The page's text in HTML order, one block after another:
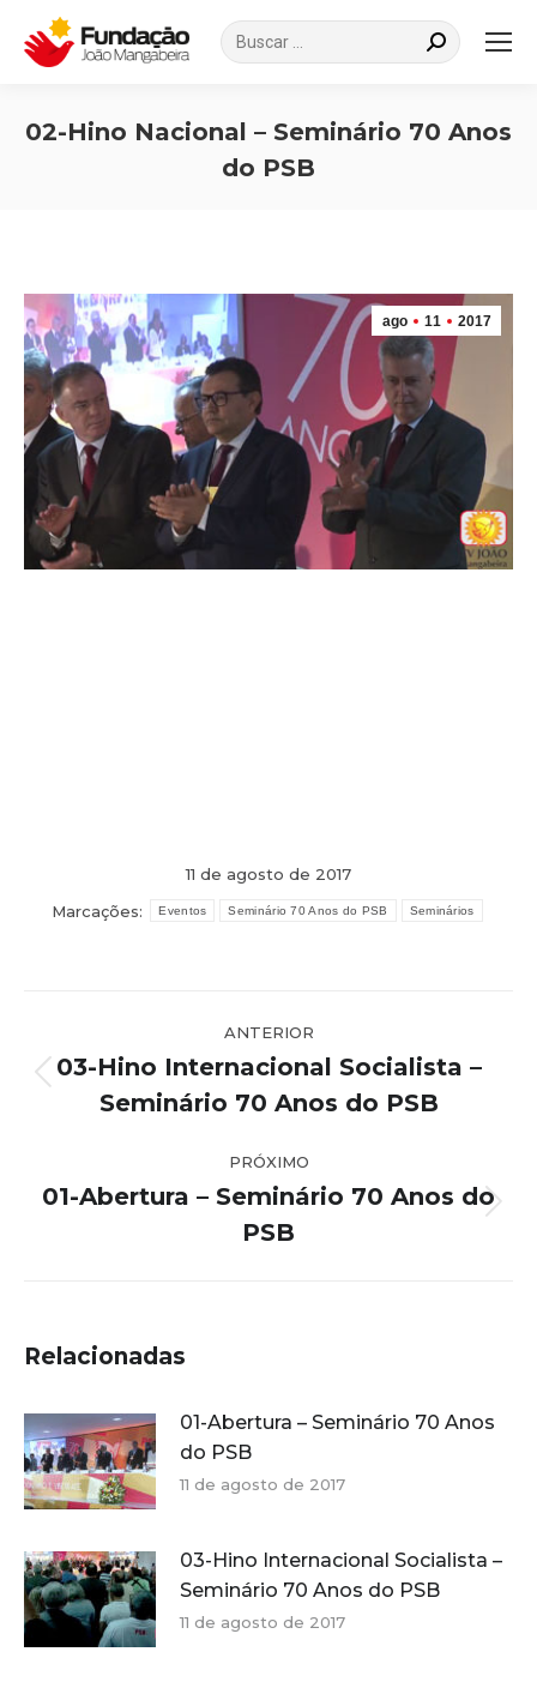
Search:
02-Hino Nacional – Seminário 70 Anos
do PSB
ago 11 2017
11 de agosto de 2017
Marcações:
Eventos Seminário 70 Anos do PSB Seminários
de
post:
ANTERIOR
anterior:
03-Hino Internacional Socialista –
Seminário 70 Anos do PSB
PRÓXIMO
post:
01-Abertura – Seminário 70 Anos do
PSB
Relacionadas
01-Abertura – Seminário 70 Anos
do PSB
11 de agosto de 2017
03-Hino Internacional Socialista –
Seminário 70 Anos do PSB
11 de agosto de 2017